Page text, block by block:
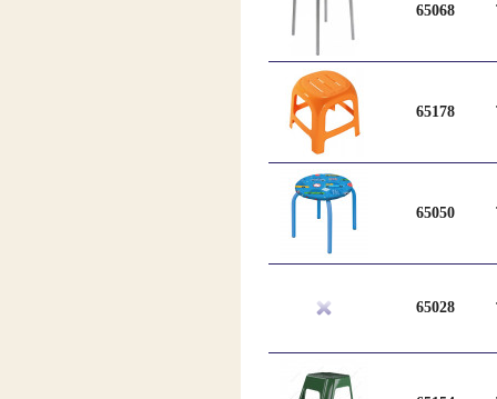
65068
65178
65050
65028